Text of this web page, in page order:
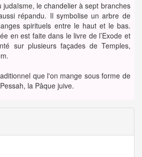
judaïsme, le chandelier à sept branches
répandu. Il symbolise un arbre de
spirituels entre le haut et le bas.
en est faite dans le livre de l’Exode et
sur plusieurs façades de Temples,
que l'on mange sous forme de
la Pâque juive.